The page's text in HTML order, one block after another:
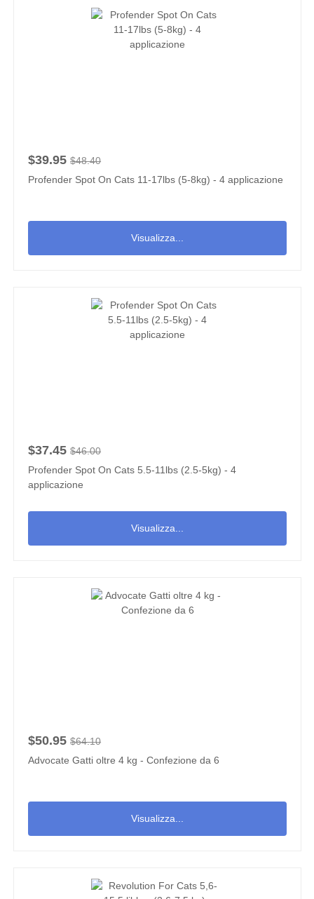
$39.95 $48.40
Profender Spot On Cats 11-17lbs (5-8kg) - 4 applicazione
Visualizza...
$37.45 $46.00
Profender Spot On Cats 5.5-11lbs (2.5-5kg) - 4
applicazione
Visualizza...
$50.95 $64.10
Advocate Gatti oltre 4 kg - Confezione da 6
Visualizza...